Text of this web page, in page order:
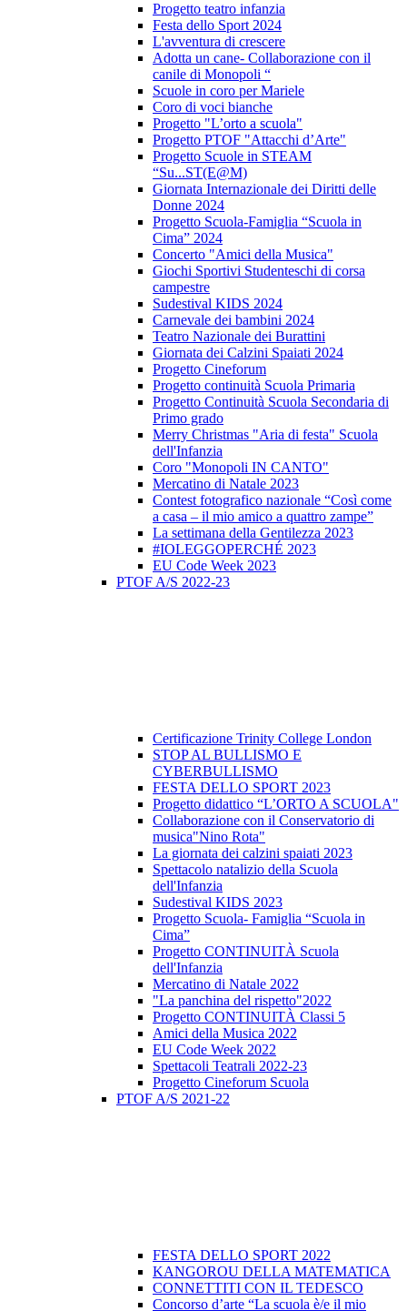
Progetto teatro infanzia
Festa dello Sport 2024
L'avventura di crescere
Adotta un cane- Collaborazione con il
canile di Monopoli “
Scuole in coro per Mariele
Coro di voci bianche
Progetto "L’orto a scuola"
Progetto PTOF "Attacchi d’Arte"
Progetto Scuole in STEAM
“Su...ST(E@M)
Giornata Internazionale dei Diritti delle
Donne 2024
Progetto Scuola-Famiglia “Scuola in
Cima” 2024
Concerto "Amici della Musica"
Giochi Sportivi Studenteschi di corsa
campestre
Sudestival KIDS 2024
Carnevale dei bambini 2024
Teatro Nazionale dei Burattini
Giornata dei Calzini Spaiati 2024
Progetto Cineforum
Progetto continuità Scuola Primaria
Progetto Continuità Scuola Secondaria di
Primo grado
Merry Christmas "Aria di festa" Scuola
dell'Infanzia
Coro "Monopoli IN CANTO"
Mercatino di Natale 2023
Contest fotografico nazionale “Così come
a casa – il mio amico a quattro zampe”
La settimana della Gentilezza 2023
#IOLEGGOPERCHÉ 2023
EU Code Week 2023
PTOF A/S 2022-23
Certificazione Trinity College London
STOP AL BULLISMO E
CYBERBULLISMO
FESTA DELLO SPORT 2023
Progetto didattico “L’ORTO A SCUOLA"
Collaborazione con il Conservatorio di
musica"Nino Rota"
La giornata dei calzini spaiati 2023
Spettacolo natalizio della Scuola
dell'Infanzia
Sudestival KIDS 2023
Progetto Scuola- Famiglia “Scuola in
Cima”
Progetto CONTINUITÀ Scuola
dell'Infanzia
Mercatino di Natale 2022
"La panchina del rispetto"2022
Progetto CONTINUITÀ Classi 5
Amici della Musica 2022
EU Code Week 2022
Spettacoli Teatrali 2022-23
Progetto Cineforum Scuola
PTOF A/S 2021-22
FESTA DELLO SPORT 2022
KANGOROU DELLA MATEMATICA
CONNETTITI CON IL TEDESCO
Concorso d’arte “La scuola è/e il mio